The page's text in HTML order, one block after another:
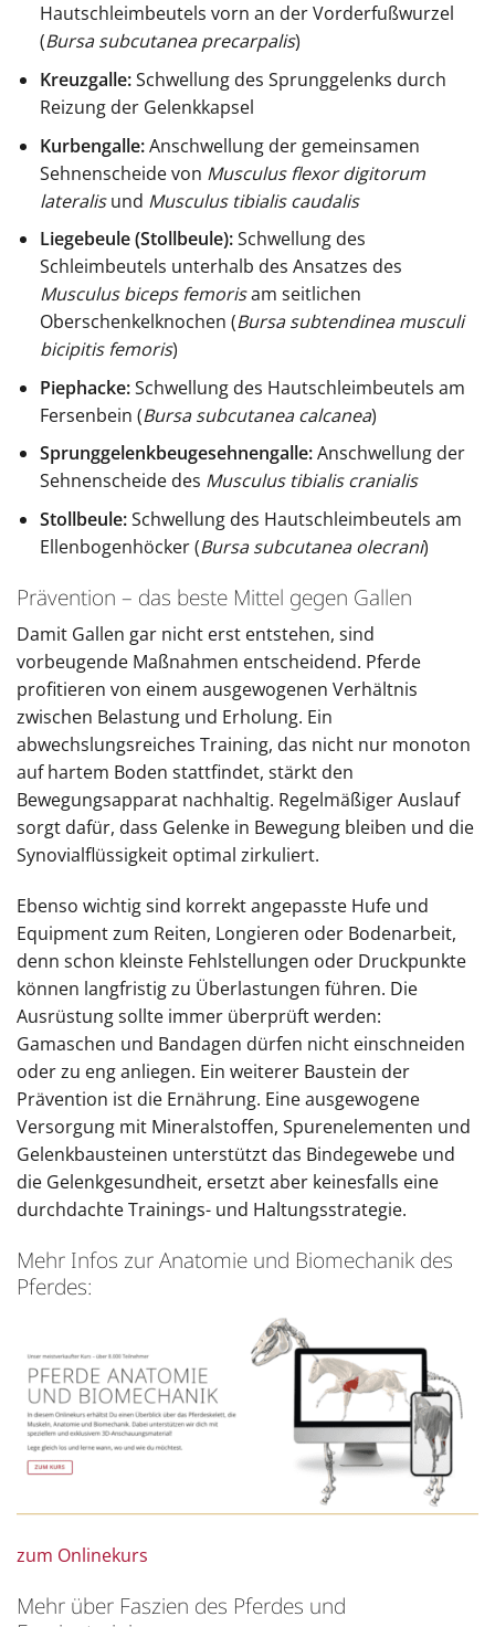
Hautschleimbeutels vorn an der Vorderfußwurzel
(Bursa subcutanea precarpalis)
Kreuzgalle:Schwellung des Sprunggelenks durch
Reizung der Gelenkkapsel
Kurbengalle:Anschwellung der gemeinsamen
Sehnenscheide von Musculus flexor digitorum
lateralisund Musculus tibialis caudalis
Liegebeule (Stollbeule):Schwellung des
Schleimbeutels unterhalb des Ansatzes des
Musculus biceps femorisam seitlichen
Oberschenkelknochen (Bursa subtendinea musculi
bicipitis femoris)
Piephacke:Schwellung des Hautschleimbeutels am
Fersenbein (Bursa subcutanea calcanea)
Sprunggelenkbeugesehnengalle:Anschwellung der
Sehnenscheide des Musculus tibialis cranialis
Stollbeule:Schwellung des Hautschleimbeutels am
Ellenbogenhöcker (Bursa subcutanea olecrani)
Prävention – das beste Mittel gegen Gallen
Damit Gallen gar nicht erst entstehen, sind
vorbeugende Maßnahmen entscheidend. Pferde
profitieren von einem ausgewogenen Verhältnis
zwischen Belastung und Erholung. Ein
abwechslungsreiches Training, das nicht nur monoton
auf hartem Boden stattfindet, stärkt den
Bewegungsapparat nachhaltig. Regelmäßiger Auslauf
sorgt dafür, dass Gelenke in Bewegung bleiben und die
Synovialflüssigkeit optimal zirkuliert.
Ebenso wichtig sind korrekt angepasste Hufe und
Equipment zum Reiten, Longieren oder Bodenarbeit,
denn schon kleinste Fehlstellungen oder Druckpunkte
können langfristig zu Überlastungen führen. Die
Ausrüstung sollte immer überprüft werden:
Gamaschen und Bandagen dürfen nicht einschneiden
oder zu eng anliegen. Ein weiterer Baustein der
Prävention ist die Ernährung. Eine ausgewogene
Versorgung mit Mineralstoffen, Spurenelementen und
Gelenkbausteinen unterstützt das Bindegewebe und
die Gelenkgesundheit, ersetzt aber keinesfalls eine
durchdachte Trainings- und Haltungsstrategie.
Mehr Infos zur Anatomie und Biomechanik des
Pferdes:
zum Onlinekurs
Mehr über Faszien des Pferdes und